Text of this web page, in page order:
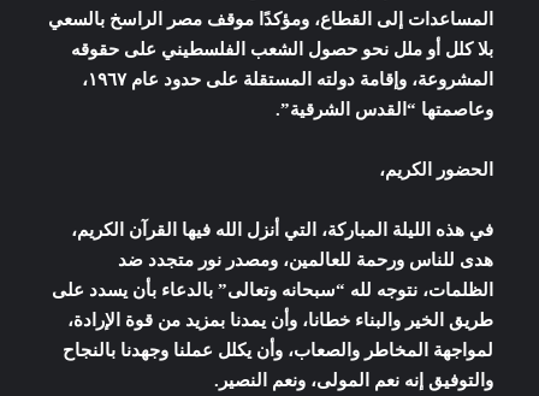
المساعدات إلى القطاع، ومؤكدًا موقف مصر الراسخ بالسعي
بلا كلل أو ملل نحو حصول الشعب الفلسطيني على حقوقه
المشروعة، وإقامة دولته المستقلة على حدود عام ١٩٦٧،
وعاصمتها “القدس الشرقية”.
الحضور الكريم،
في هذه الليلة المباركة، التي أنزل الله فيها القرآن الكريم،
هدى للناس ورحمة للعالمين، ومصدر نور متجدد ضد
الظلمات، نتوجه لله “سبحانه وتعالى” بالدعاء بأن يسدد على
طريق الخير والبناء خطانا، وأن يمدنا بمزيد من قوة الإرادة،
لمواجهة المخاطر والصعاب، وأن يكلل عملنا وجهدنا بالنجاح
والتوفيق إنه نعم المولى، ونعم النصير.